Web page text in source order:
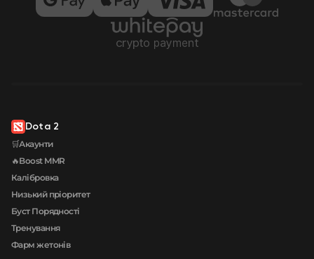
Dota 2
🛒Акаунти
🔥Boost MMR
Калібровка
Низький пріоритет
Буст Порядності
Тренування
Фарм жетонів